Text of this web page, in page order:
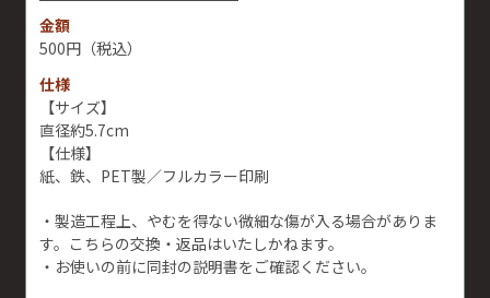
金額
500円 （税込）
仕様
【サイズ】
直径約5.7cm
【仕様】
紙、鉄、PET製／フルカラー印刷
・製造工程上、やむを得ない微細な傷が入る場合がありま
す。こちらの交換・返品はいたしかねます。
・お使いの前に同封の説明書をご確認ください。